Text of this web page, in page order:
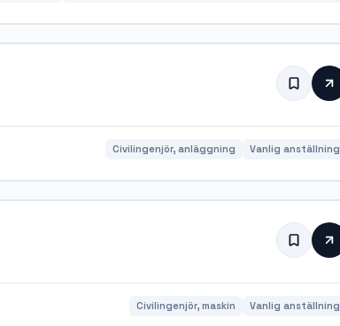
Civilingenjör, anläggning Vanlig anställning
Civilingenjör, maskin Vanlig anställning